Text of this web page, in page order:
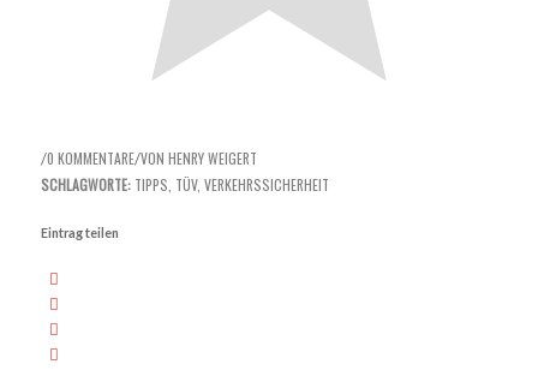
/0 KOMMENTARE/VON HENRY WEIGERT
SCHLAGWORTE: TIPPS TÜV, VERKEHRSSICHERHEIT
Eintrag teilen